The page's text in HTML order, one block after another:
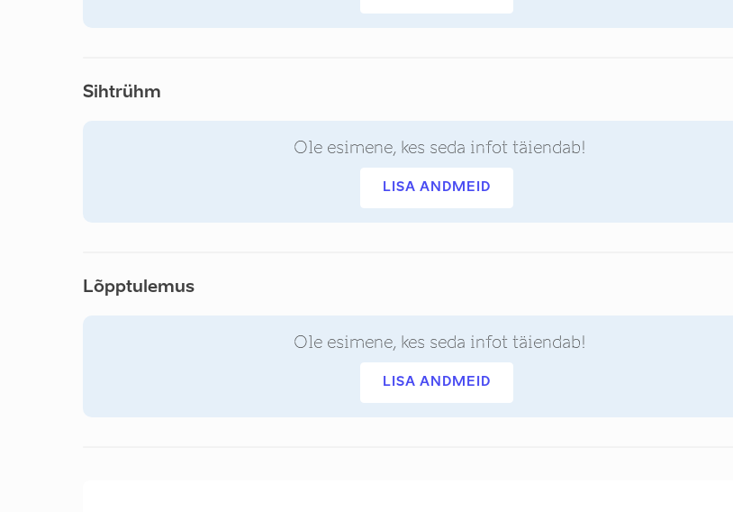
Sihtrühm
Ole esimene, kes seda infot täiendab!
LISA ANDMEID
Lõpptulemus
Ole esimene, kes seda infot täiendab!
LISA ANDMEID